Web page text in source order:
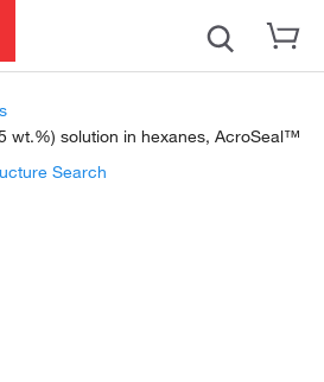
wt.%) solution in hexanes, AcroSeal™
Search